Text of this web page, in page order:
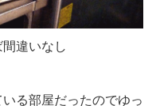
違いなし
る部屋だったのでゆっ